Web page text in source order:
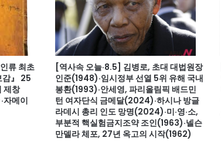
류 최초
감』 25
제창
자메이
[역사속 오늘·8.5] 김병로, 초대 대법원장
인준(1948)·임시정부 선열 5위 유해 국내
봉환(1993)·안세영, 파리올림픽 배드민
턴 여자단식 금메달(2024)·하시나 방글
라데시 총리 인도 망명(2024)·미·영·소,
부분적 핵실험금지조약 조인(1963)·넬슨
만델라 체포, 27년 옥고의 시작(1962)